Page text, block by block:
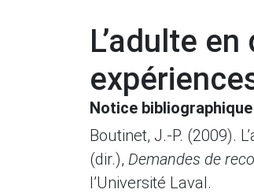
L’adulte
Notice bibliographique
Boutinet, J.-P. (2009).
(dir.), Demandes de
l’Université Laval.